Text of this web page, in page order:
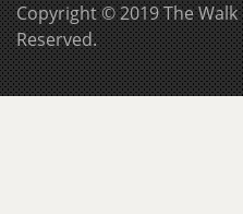
Copyright © 2019 The Walk
Reserved.